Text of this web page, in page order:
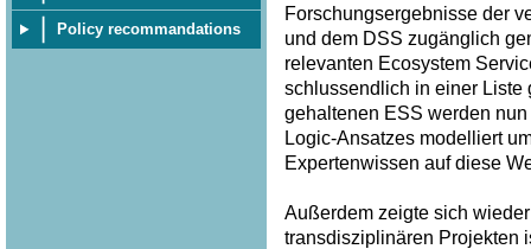
Policy recommandations
Forschungsergebnisse der
und dem DSS zugänglich
relevanten Ecosystem
schlussendlich in einer Liste
gehaltenen ESS werden
Logic-Ansatzes modelliert
Expertenwissen auf diese
Außerdem zeigte sich
transdisziplinären Projekten